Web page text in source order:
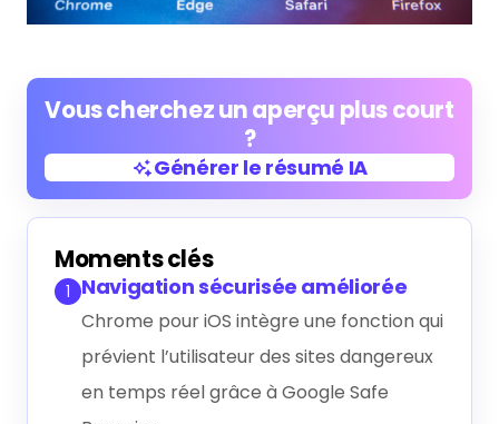
Vous cherchez un aperçu plus court
?
Générer le résumé IA
Générer le résumé IA
Moments clés
1 Navigation sécurisée améliorée
Chrome pour iOS intègre une fonction qui
prévient l’utilisateur des sites dangereux
en temps réel grâce à Google Safe